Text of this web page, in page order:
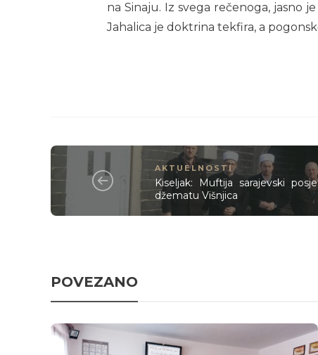
na Sinaju. Iz svega rečenoga, jasno
Jahalica je doktrina tekfira, a
AKTUELNOSTI
Kiseljak: Muftija sarajevski
džematu Višnjica
POVEZANO